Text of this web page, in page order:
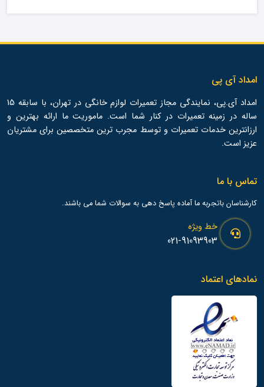
امداد آی پی
امداد آی.پی، نمایندگی مجاز تعمیرات لوازم خانگی در تهران، با سابقه 15
ساله در زمینه تعمیرات در کنار شما است. ماموریت ما ارائه بهترین و
ارزانترین خدمات تعمیرات و توسط مجرب ترین متخصصین برای مشتریان
عزیز است.
تماس با ما
کارشناسان باتجربه ما آماده پاسخ دهی به سوالات شما می باشند.
خط ویژه
021-91093903
نمادهای اعتماد